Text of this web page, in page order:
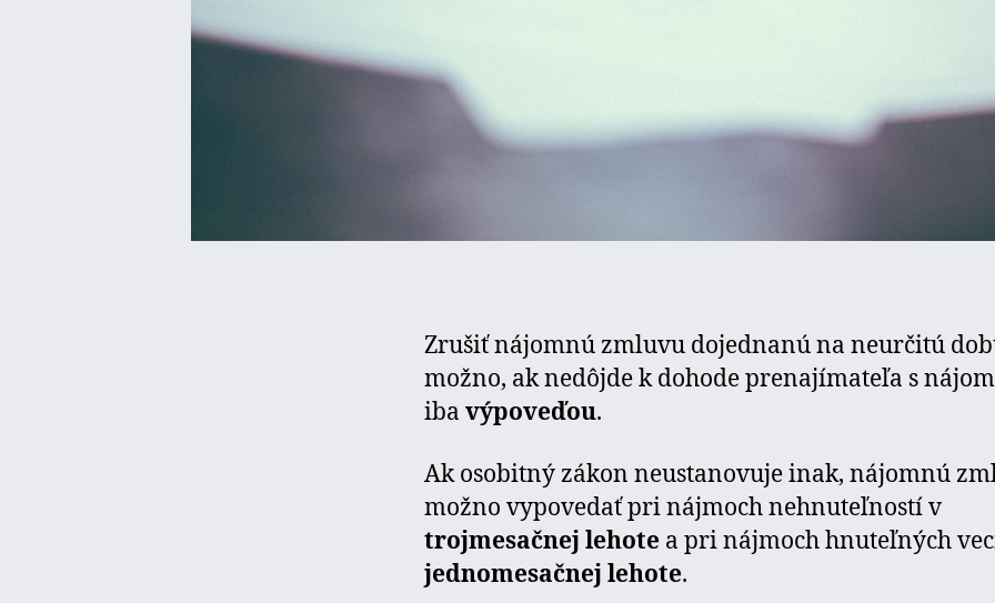
Zrušiť nájomnú zmluvu dojednanú na neurčitú
možno, ak nedôjde k dohode prenajímateľa s
iba výpoveďou.
Ak osobitný zákon neustanovuje inak, nájomnú
možno vypovedať pri nájmoch nehnuteľností v
trojmesačnej lehote a pri nájmoch hnuteľných
jednomesačnej lehote.